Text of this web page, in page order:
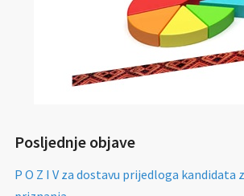
Posljednje objave
P O Z I V za dostavu prijedloga kandidata